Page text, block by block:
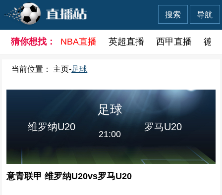
导航
搜索
猜你想找： NBA直播 英超直播 西甲直播 德
当前位置： 主页-足球
维罗纳U20
足球
21:00
罗马U20
意青联甲 维罗纳U20vs罗马U20